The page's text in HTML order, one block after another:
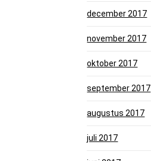
december 2017
november 2017
oktober 2017
september 2017
augustus 2017
juli 2017